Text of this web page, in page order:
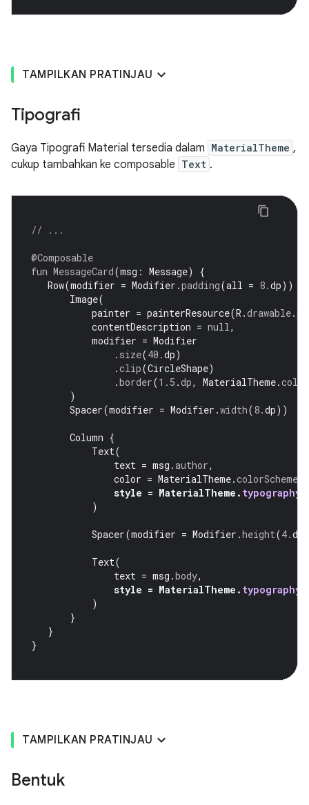
TAMPILKAN PRATINJAU
Tipografi
Gaya Tipografi Material tersedia dalam MaterialTheme ,
cukup tambahkan ke composable Text .
// ...
@Composable
fun MessageCard(msg : Message)
{
Row(modifier = Modifier .padding(all = 8.dp))
Image(
painter = painterResource(R .drawable.
contentDescription = null,
modifier = Modifier
. size(40.dp)
.clip(CircleShape)
.border(1.5 .dp, MaterialTheme.
)
Spacer(modifier = Modifier .width(8.dp))
Column {
Text(
text = msg .author,
color = MaterialTheme.colorScheme
style = MaterialTheme . typography
)
Spacer(modifier = Modifier .height(4.dp
Text(
text = msg .body,
style = MaterialTheme . typography
)
}
}
}
TAMPILKAN PRATINJAU
Bentuk